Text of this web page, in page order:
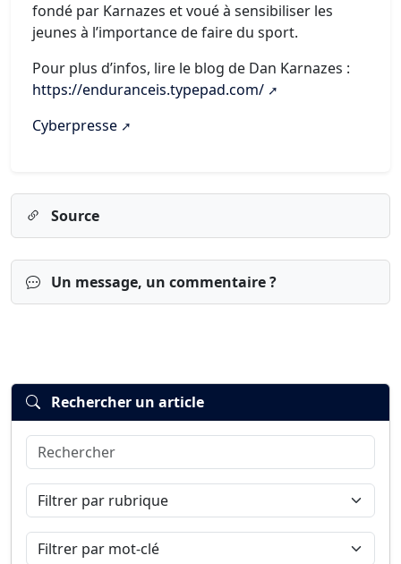
fondé par Karnazes et voué à sensibiliser les
jeunes à l’importance de faire du sport.
Pour plus d’infos, lire le blog de Dan Karnazes :
https://enduranceis.typepad.com/
Cyberpresse
Source
Un message, un commentaire ?
Connexion
Rechercher un article
Rechercher
Filtrer par rubrique
Filtrer par mot-clé